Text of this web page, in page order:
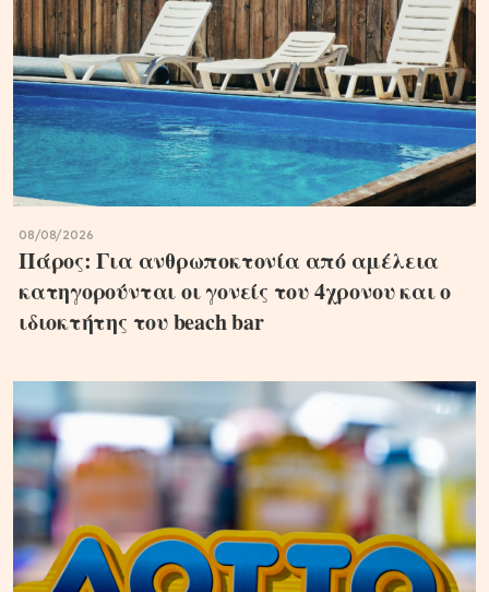
08/08/2026
Πάρος: Για ανθρωποκτονία από αμέλεια
κατηγορούνται οι γονείς του 4χρονου και ο
ιδιοκτήτης του beach bar